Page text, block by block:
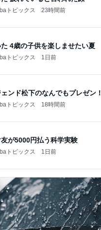
トピックス 23時間前
た 4歳の子供を楽しませたい夏
トピックス 1日前
ェンド松下のなんでもプレゼン！
トピックス 18時間前
友が5000円払う科学実験
トピックス 1日前